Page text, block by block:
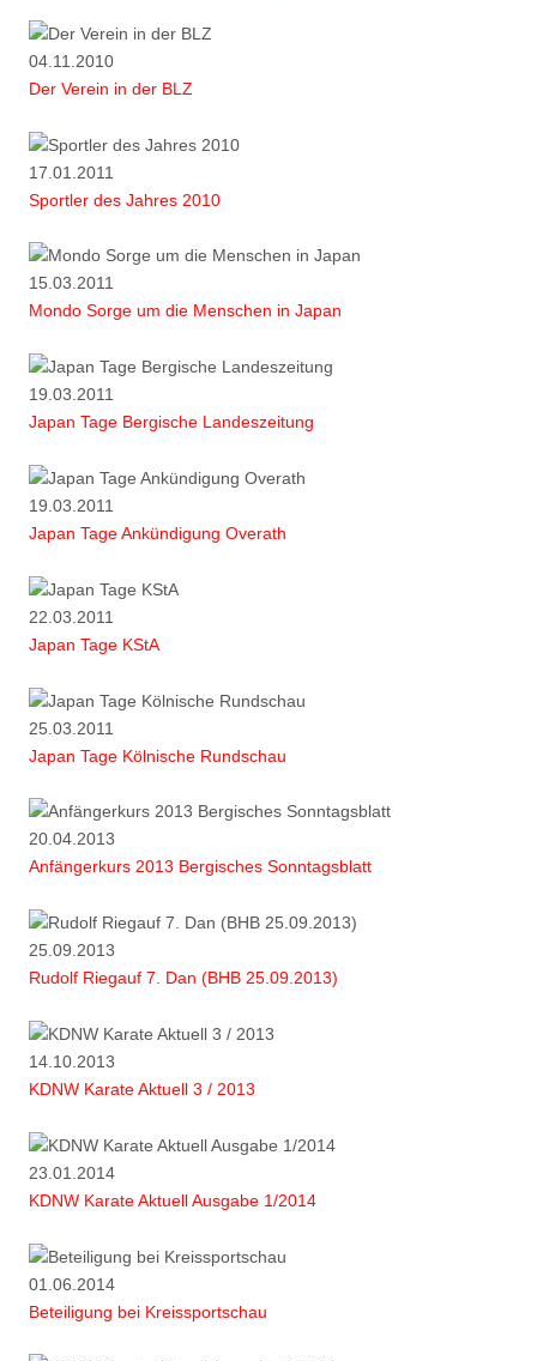
04.11.2010
Der Verein in der BLZ
17.01.2011
Sportler des Jahres 2010
15.03.2011
Mondo Sorge um die Menschen in Japan
19.03.2011
Japan Tage Bergische Landeszeitung
19.03.2011
Japan Tage Ankündigung Overath
22.03.2011
Japan Tage KStA
25.03.2011
Japan Tage Kölnische Rundschau
20.04.2013
Anfängerkurs 2013 Bergisches Sonntagsblatt
25.09.2013
Rudolf Riegauf 7. Dan (BHB 25.09.2013)
14.10.2013
KDNW Karate Aktuell 3 / 2013
23.01.2014
KDNW Karate Aktuell Ausgabe 1/2014
01.06.2014
Beteiligung bei Kreissportschau